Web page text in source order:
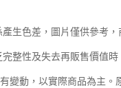
生色差，圖片僅供參考
整性及失去再販售價值
變動，以實際商品為主。